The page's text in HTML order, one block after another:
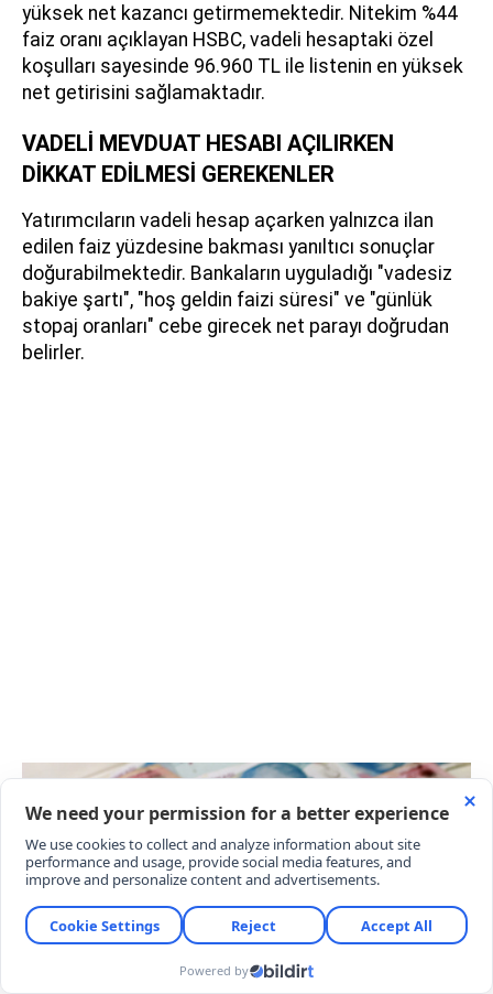
yüksek net kazancı getirmemektedir. Nitekim %44
faiz oranı açıklayan HSBC, vadeli hesaptaki özel
koşulları sayesinde 96.960 TL ile listenin en yüksek
net getirisini sağlamaktadır.
VADELİ MEVDUAT HESABI AÇILIRKEN
DİKKAT EDİLMESİ GEREKENLER
Yatırımcıların vadeli hesap açarken yalnızca ilan
edilen faiz yüzdesine bakması yanıltıcı sonuçlar
doğurabilmektedir. Bankaların uyguladığı "vadesiz
bakiye şartı", "hoş geldin faizi süresi" ve "günlük
stopaj oranları" cebe girecek net parayı doğrudan
belirler.